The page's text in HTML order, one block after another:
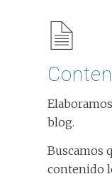
blog.
Buscamos
contenido